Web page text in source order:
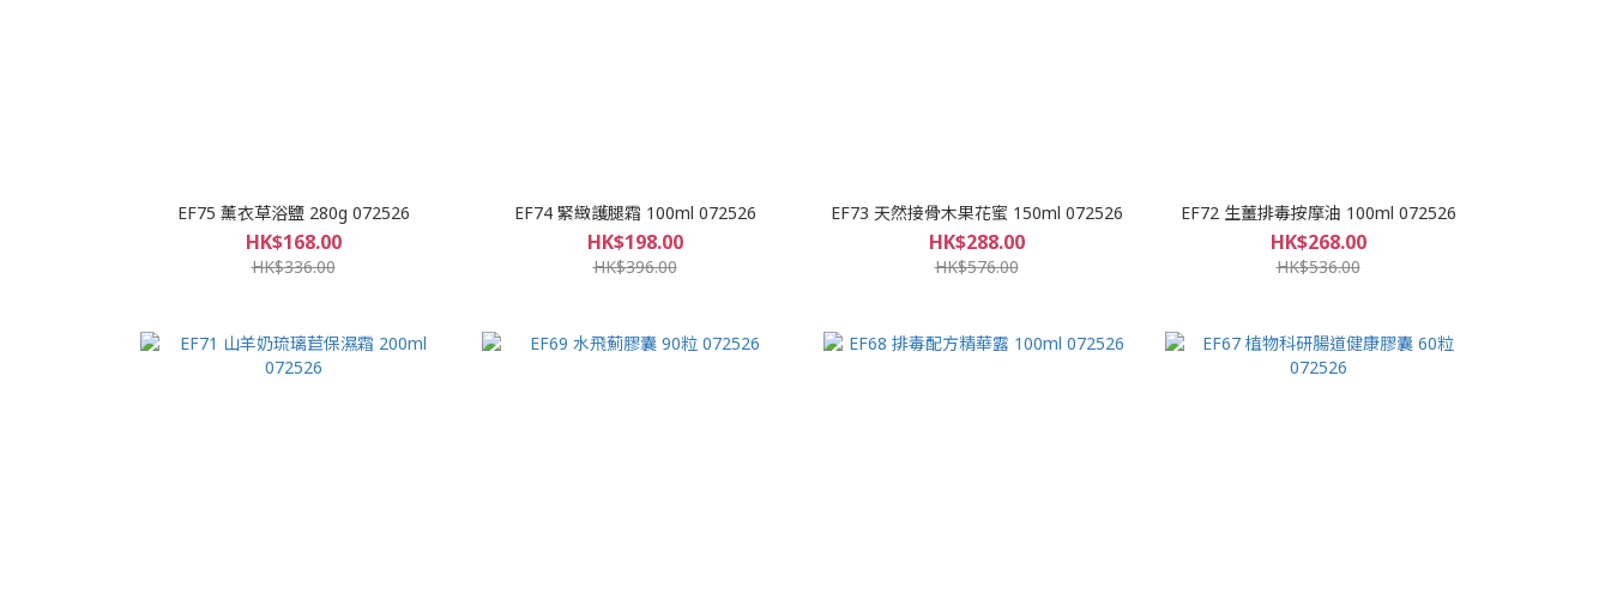
EF75 薰衣草浴鹽 280g 072526
HK$168.00
HK$336.00
EF74 緊緻護腿霜 100ml 072526
HK$198.00
HK$396.00
EF73 天然接骨木果花蜜 150ml 072526
HK$288.00
HK$576.00
EF72 生薑排毒按摩油 100ml 072526
HK$268.00
HK$536.00